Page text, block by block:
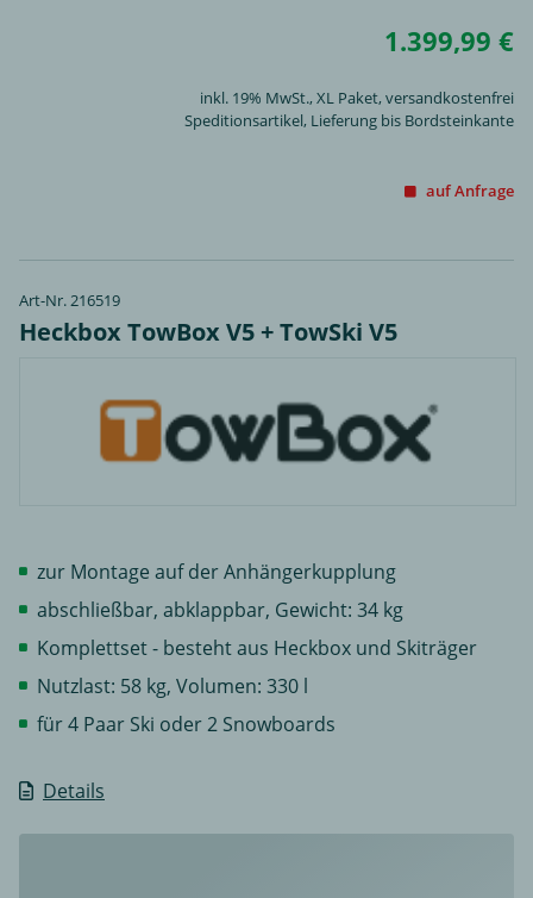
1.399,99 €
inkl. 19% MwSt.,XL Paket, versandkostenfrei
Speditionsartikel, Lieferung bis Bordsteinkante
auf Anfrage
Art-Nr. 216519
Heckbox TowBox V5 + TowSki V5
Details
zur Montage auf der Anhängerkupplung
abschließbar, abklappbar, Gewicht: 34 kg
Komplettset - besteht aus Heckbox und Skiträger
Nutzlast: 58 kg, Volumen: 330 l
für 4 Paar Ski oder 2 Snowboards